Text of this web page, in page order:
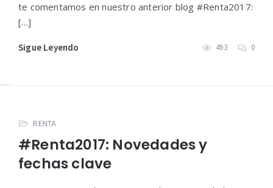
te comentamos en nuestro anterior blog #Renta2017:
[…]
Sigue Leyendo 493 0
RENTA
#Renta2017: Novedades y
fechas clave